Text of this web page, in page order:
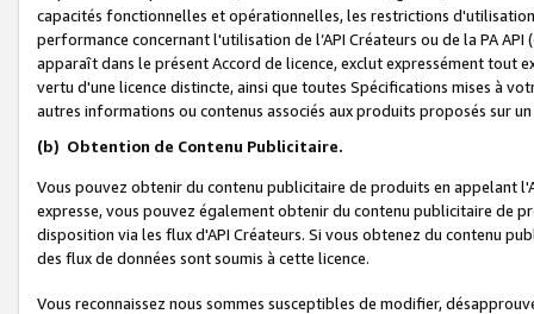
capacités fonctionnelles et opérationnelles, les restrictions
performance concernant l'utilisation de l’API Créateurs ou de la PA
apparaît dans le présent Accord de licence, exclut expressément tout
vertu d'une licence distincte, ainsi que toutes Spécifications mises à
autres informations ou contenus associés aux produits proposés sur
(b) Obtention de Contenu Publicitaire.
Vous pouvez obtenir du contenu publicitaire de produits en appelant
expresse, vous pouvez également obtenir du contenu publicitaire de
disposition via les flux d'API Créateurs. Si vous obtenez du contenu
des flux de données sont soumis à cette licence.
Vous reconnaissez nous sommes susceptibles de modifier,